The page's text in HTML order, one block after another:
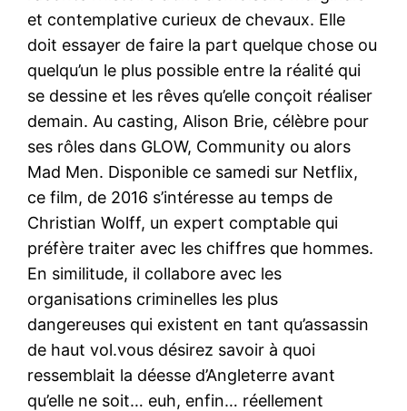
et contemplative curieux de chevaux. Elle
doit essayer de faire la part quelque chose ou
quelqu’un le plus possible entre la réalité qui
se dessine et les rêves qu’elle conçoit réaliser
demain. Au casting, Alison Brie, célèbre pour
ses rôles dans GLOW, Community ou alors
Mad Men. Disponible ce samedi sur Netflix,
ce film, de 2016 s’intéresse au temps de
Christian Wolff, un expert comptable qui
préfère traiter avec les chiffres que hommes.
En similitude, il collabore avec les
organisations criminelles les plus
dangereuses qui existent en tant qu’assassin
de haut vol.vous désirez savoir à quoi
ressemblait la déesse d’Angleterre avant
qu’elle ne soit… euh, enfin… réellement